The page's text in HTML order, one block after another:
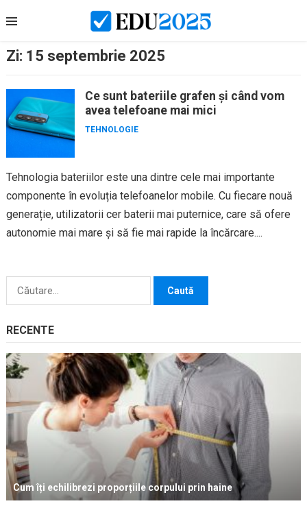
to
Zi: 15 septembrie 2025
Ce sunt bateriile grafen și când vom
avea telefoane mai mici
TEHNOLOGIE
Tehnologia bateriilor este una dintre cele mai importante
componente în evoluția telefoanelor mobile. Cu fiecare nouă
generație, utilizatorii cer baterii mai puternice, care să ofere
autonomie mai mare și să fie mai rapide la încărcare....
Caută
RECENTE
Cum îți echilibrezi proporțiile corpului prin haine